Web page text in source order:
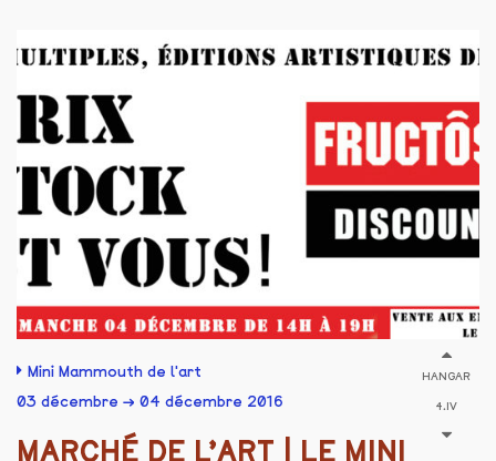
Mini Mammouth de l'art
03 décembre → 04 décembre 2016
HANGAR
4.IV
MARCHÉ DE L’ART | LE MINI